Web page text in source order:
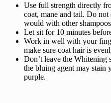
Use full strength directly
coat, mane and tail. Do
would with other
Let sit for 10 minutes
Work in well with your
make sure coat hair is
Don’t leave the Whitening
the bluing agent may stain
purple.